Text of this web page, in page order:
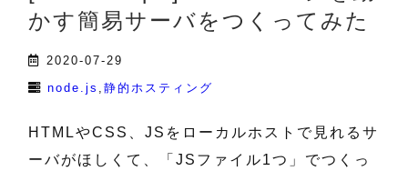
かす簡易サーバをつくってみた
2020-07-29
node.js
静的ホスティング
HTMLやCSS、JSをローカルホストで見れるサ
ーバがほしくて、「JSファイル1つ」でつくっ